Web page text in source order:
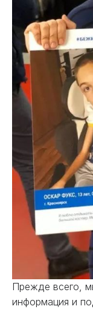
Прежде всего,
информация и